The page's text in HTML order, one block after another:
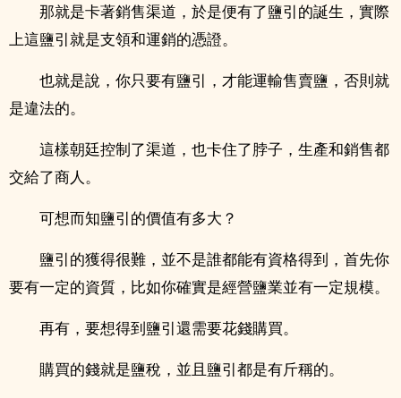
那就是卡著銷售渠道，於是便有了鹽引的誕生，實際
上這鹽引就是支領和運銷的憑證。
也就是說，你只要有鹽引，才能運輸售賣鹽，否則就
是違法的。
這樣朝廷控制了渠道，也卡住了脖子，生產和銷售都
交給了商人。
可想而知鹽引的價值有多大？
鹽引的獲得很難，並不是誰都能有資格得到，首先你
要有一定的資質，比如你確實是經營鹽業並有一定規模。
再有，要想得到鹽引還需要花錢購買。
購買的錢就是鹽稅，並且鹽引都是有斤稱的。